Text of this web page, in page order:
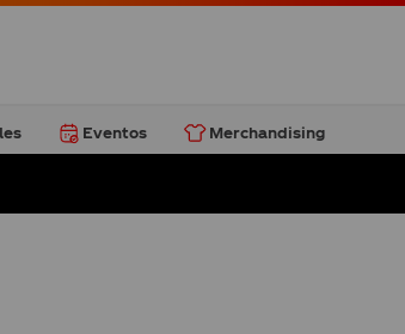
Eventos Merchandising